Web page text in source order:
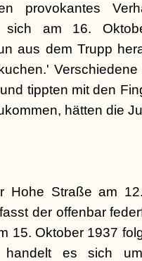
provokantes
sich am 16.
aus dem Trupp
tippten mit den
hätten die
Hohe Straße am
der offenbar
15. Oktober 1937
handelt es sich